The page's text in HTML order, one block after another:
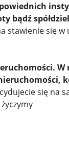
bądź
stawienie się
się na